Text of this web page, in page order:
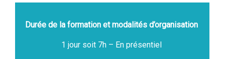
Durée de la formation et modalités d’organisation
1 jour soit 7h – En présentiel